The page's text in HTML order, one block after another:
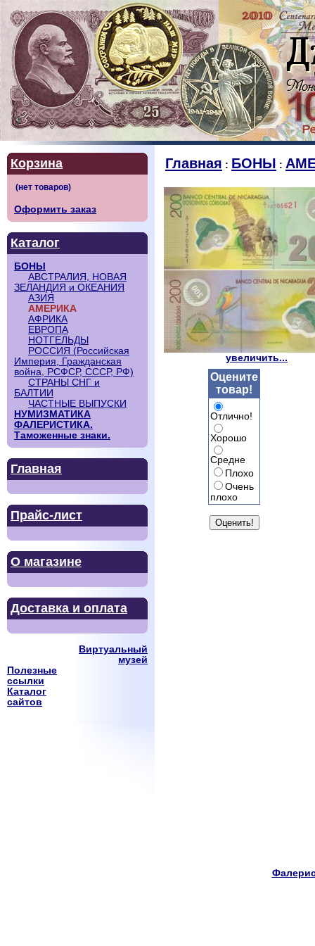
Корзина
Оформить заказ
Каталог
БОНЫ
АВСТРАЛИЯ, НОВАЯ
ЗЕЛАНДИЯ и ОКЕАНИЯ
АЗИЯ
АМЕРИКА
АФРИКА
ЕВРОПА
НОТГЕЛЬДЫ
РОССИЯ (Российская
Империя, Гражданская
война, РСФСР, СССР, РФ)
СТРАНЫ СНГ и
БАЛТИИ
ЧАСТНЫЕ ВЫПУСКИ
НУМИЗМАТИКА
ФАЛЕРИСТИКА.
Таможенные знаки.
Главная
Прайс-лист
О магазине
Доставка и оплата
Виртуальный
музей
Полезные
ссылки
Каталог
сайтов
Главная : БОНЫ :
увеличить...
Оцените
товар!
Отлично!
Хорошо
Средне
Плохо
Очень
плохо